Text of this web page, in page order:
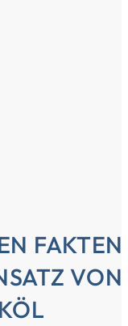
FAKTEN
VON